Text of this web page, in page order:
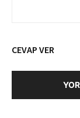
CEVAP VER